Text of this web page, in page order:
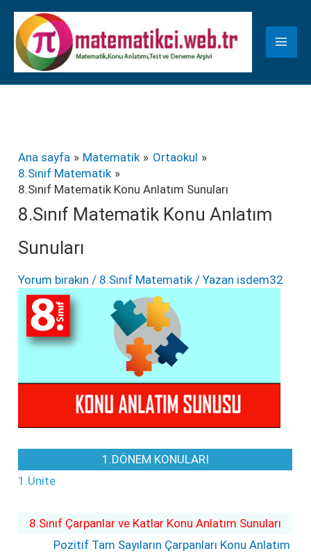
İçeriğe
atla
Ana sayfa Matematik
Ortaokul
8.Sınıf Matematik
8.Sınıf Matematik Konu Anlatım Sunuları
8.Sınıf Matematik Konu Anlatım
Sunuları
Yorum bırakın / 8.Sınıf Matematik/ Yazan isdem32
1.DÖNEM KONULARI
1.Ünite
8.Sınıf Çarpanlar ve Katlar Konu Anlatım Sunuları
Pozitif Tam Sayıların Çarpanları Konu Anlatım
K
a
t
e
r
i
e
r